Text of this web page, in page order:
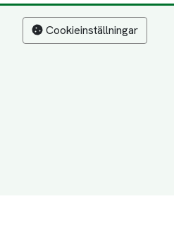
Cookieinställningar